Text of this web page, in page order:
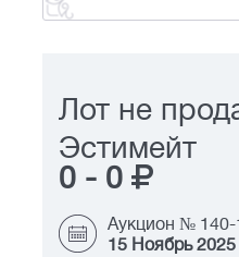
Лот не
Эстимейт
0 - 0
Аукцион № 140-
15 Ноябрь 2025